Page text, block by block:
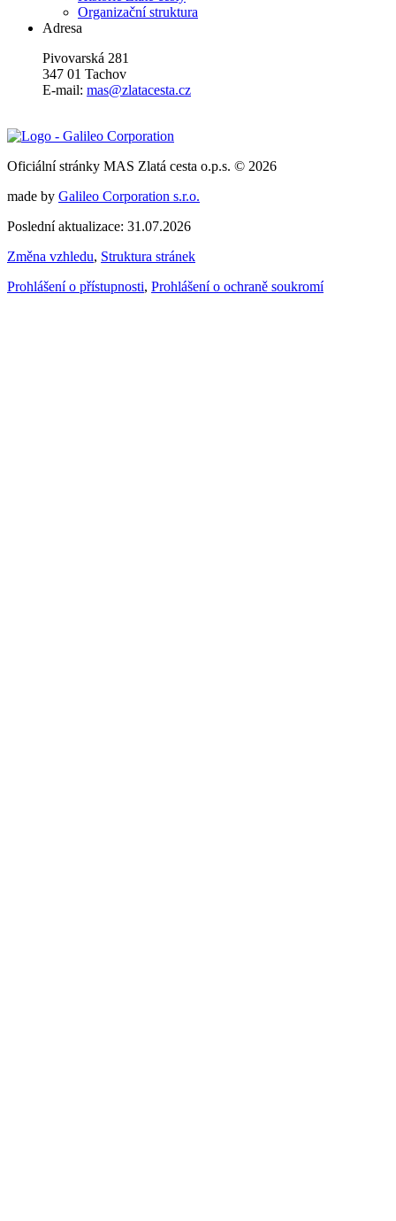
Organizační struktura
Adresa
Pivovarská 281
347 01 Tachov
E-mail: mas@zlatacesta.cz
Oficiální stránky MAS Zlatá cesta o.p.s. © 2026
made by Galileo Corporation s.r.o.
Poslední aktualizace: 31.07.2026
Změna vzhledu, Struktura stránek
Prohlášení o přístupnosti, Prohlášení o ochraně soukromí